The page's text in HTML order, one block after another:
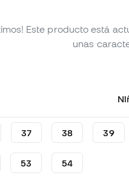
Este producto está
unas
37 38 39
53 54